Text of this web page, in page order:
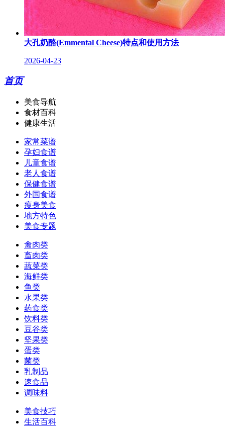
大孔奶酪(Emmental Cheese)特点和使用方法
2026-04-23
首页
美食导航
食材百科
健康生活
家常菜谱
孕妇食谱
儿童食谱
老人食谱
保健食谱
外国食谱
瘦身美食
地方特色
美食专题
禽肉类
畜肉类
蔬菜类
海鲜类
鱼类
水果类
药食类
饮料类
豆谷类
坚果类
蛋类
菌类
乳制品
速食品
调味料
美食技巧
生活百科